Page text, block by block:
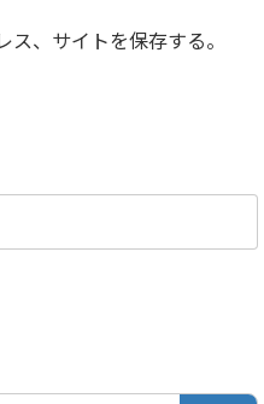
、サイトを保存する。